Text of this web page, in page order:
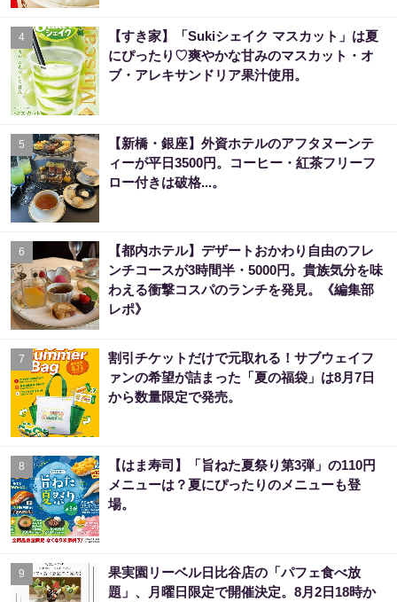
4
【すき家】「Sukiシェイク マスカット」は夏
にぴったり♡爽やかな甘みのマスカット・オ
ブ・アレキサンドリア果汁使用。
5
【新橋・銀座】外資ホテルのアフタヌーンテ
ィーが平日3500円。コーヒー・紅茶フリーフ
ロー付きは破格...。
6
【都内ホテル】デザートおかわり自由のフレ
ンチコースが3時間半・5000円。貴族気分を味
わえる衝撃コスパのランチを発見。《編集部
レポ》
7
割引チケットだけで元取れる！サブウェイフ
ァンの希望が詰まった「夏の福袋」は8月7日
から数量限定で発売。
8
【はま寿司】「旨ねた夏祭り第3弾」の110円
メニューは？夏にぴったりのメニューも登
場。
9
果実園リーベル日比谷店の「パフェ食べ放
題」、月曜日限定で開催決定。8月2日18時か